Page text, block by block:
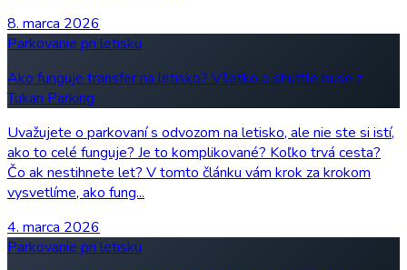
8. marca 2026
Parkovanie pri letisku
Ako funguje transfer na letisko? Všetko o shuttle buse z
Tukan Parking
Uvažujete o parkovaní s odvozom na letisko, ale nie ste si istí,
ako to celé funguje? Je to komplikované? Koľko trvá cesta?
Čo ak nestihnete let? V tomto článku vám krok za krokom
vysvetlíme, ako fung...
4. marca 2026
Parkovanie pri letisku